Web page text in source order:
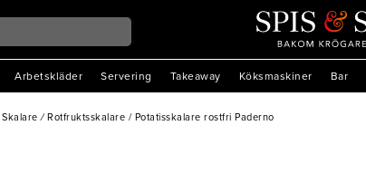
Arbetskläder Servering Takeaway Köksmaskiner Bar
Skalare / Rotfruktsskalare / Potatisskalare rostfri Paderno